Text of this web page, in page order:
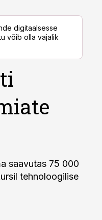
digitaalsesse
võib olla vajalik
saavutas 75 000
tehnoloogilise